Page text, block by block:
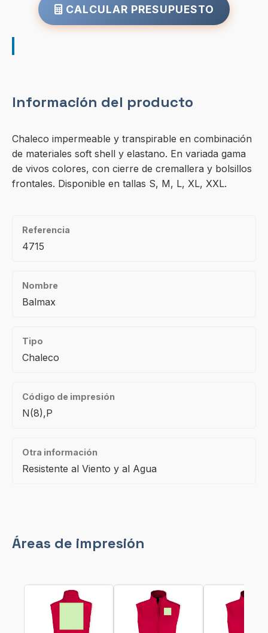
CALCULAR PRESUPUESTO
Información del producto
Chaleco impermeable y transpirable en combinación
de materiales soft shell y elastano. En variada gama
de vivos colores, con cierre de cremallera y bolsillos
frontales. Disponible en tallas S, M, L, XL, XXL.
Referencia
4715
Nombre
Balmax
Tipo
Chaleco
Código de impresión
N(8),P
Otra información
Resistente al Viento y al Agua
Áreas de impresión